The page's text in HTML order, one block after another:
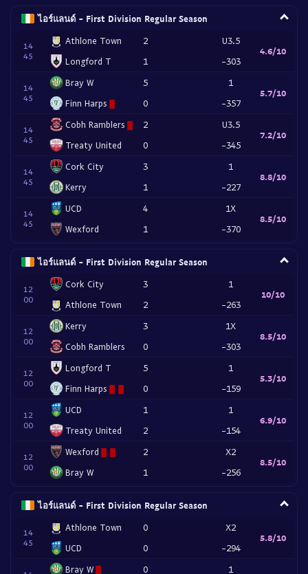
ไอร์แลนด์ - First Division Regular Season
14
45
Athlone Town
Longford T
2
1
U3.5
-303
4.6/10
14
45
Bray W
Finn Harps
5
0
1
-357
5.7/10
14
45
Cobh Ramblers
Treaty United
2
0
U3.5
-345
7.2/10
14
45
Cork City
Kerry
3
1
1
-227
8.8/10
14
45
UCD
Wexford
4
1
1X
-370
8.5/10
ไอร์แลนด์ - First Division Regular Season
12
00
Cork City
Athlone Town
3
2
1
-263
10/10
12
00
Kerry
Cobh Ramblers
3
0
1X
-303
8.5/10
12
00
Longford T
Finn Harps
5
0
1
-159
5.3/10
12
00
UCD
Treaty United
1
2
1
-154
6.9/10
12
00
Wexford
Bray W
2
1
X2
-256
8.5/10
ไอร์แลนด์ - First Division Regular Season
14
45
Athlone Town
UCD
0
0
X2
-294
5.8/10
Bray W 0
1